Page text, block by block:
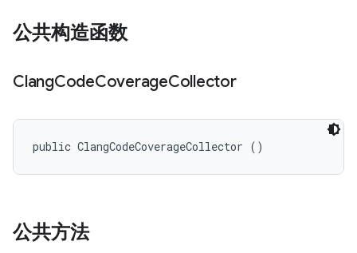
公共构造函数
ClangCodeCoverageCollector
public ClangCodeCoverageCollector ()
公共方法